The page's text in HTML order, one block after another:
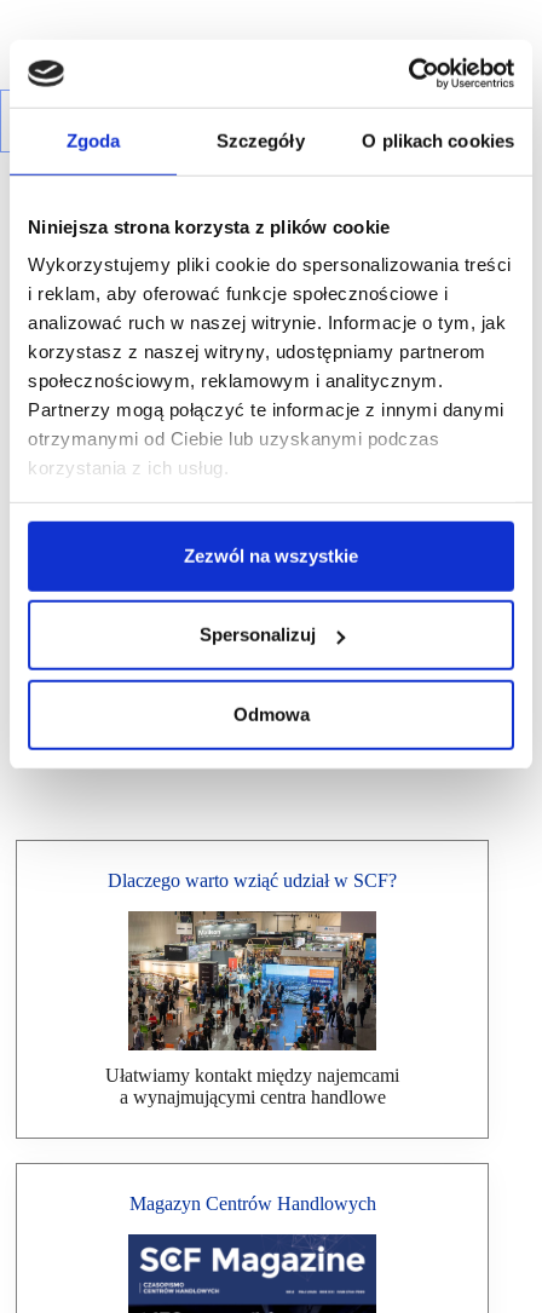
Zgoda Szczegóły O plikach cookies
Niniejsza strona korzysta z plików cookie
Wykorzystujemy pliki cookie do spersonalizowania treści
i reklam, aby oferować funkcje społecznościowe i
analizować ruch w naszej witrynie. Informacje o tym, jak
korzystasz z naszej witryny, udostępniamy partnerom
społecznościowym, reklamowym i analitycznym.
Partnerzy mogą połączyć te informacje z innymi danymi
otrzymanymi od Ciebie lub uzyskanymi podczas
korzystania z ich usług.
Zezwól na wszystkie
Spersonalizuj
Odmowa
R E K L A M A
Dlaczego warto wziąć udział w SCF?
Ułatwiamy kontakt między najemcami
a wynajmującymi centra handlowe
Magazyn Centrów Handlowych